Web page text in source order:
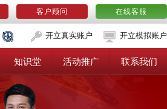
客户顾问 在线客服
开立真实账户 开立模拟账户
知识堂 活动推广 联系我们